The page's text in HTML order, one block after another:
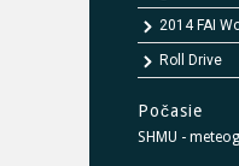
2014 FAI
Roll Drive
Počasie
SHMU -